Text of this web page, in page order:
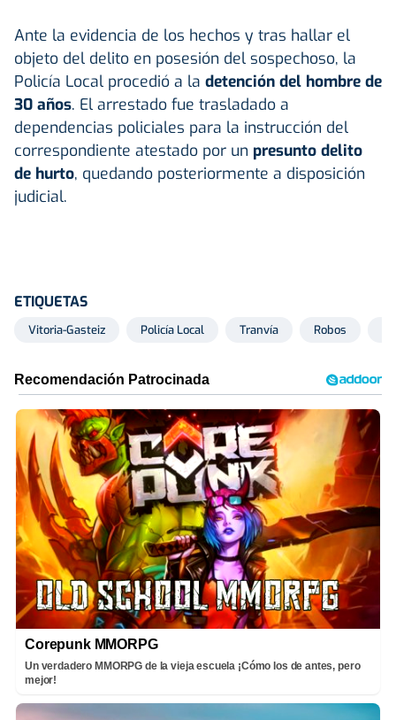
Ante la evidencia de los hechos y tras hallar el
objeto del delito en posesión del sospechoso, la
Policía Local procedió a la detención del hombre de
30 años. El arrestado fue trasladado a
dependencias policiales para la instrucción del
correspondiente atestado por un presunto delito
de hurto, quedando posteriormente a disposición
judicial.
ETIQUETAS
Vitoria-Gasteiz Policía Local Tranvía Robos
Corepunk MMORPG
Un verdadero MMORPG de la vieja escuela ¡Cómo los de antes, pero
mejor!